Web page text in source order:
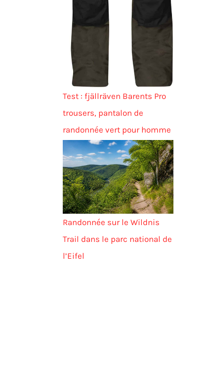
Test : fjällräven Barents Pro
trousers, pantalon de
randonnée vert pour homme
Randonnée sur le Wildnis
Trail dans le parc national de
l’Eifel